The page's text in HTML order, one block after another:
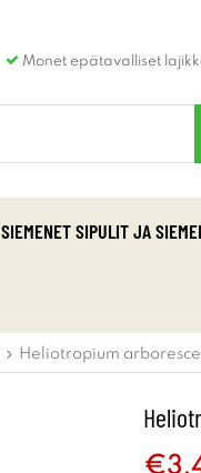
Monet epätavalliset
SIEMENET SIPULIT JA
Heliotropium